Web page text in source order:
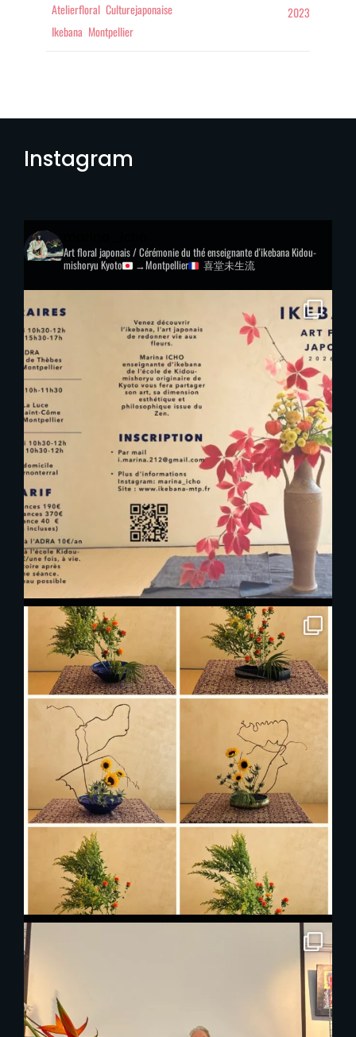
Atelierfloral Culturejaponaise
Ikebana Montpellier
2023
Instagram
Art floral japonais / Cérémonie du théenseignante d'ikebana Kidou-
mishoryu Kyoto →Montpellier 喜堂未生流